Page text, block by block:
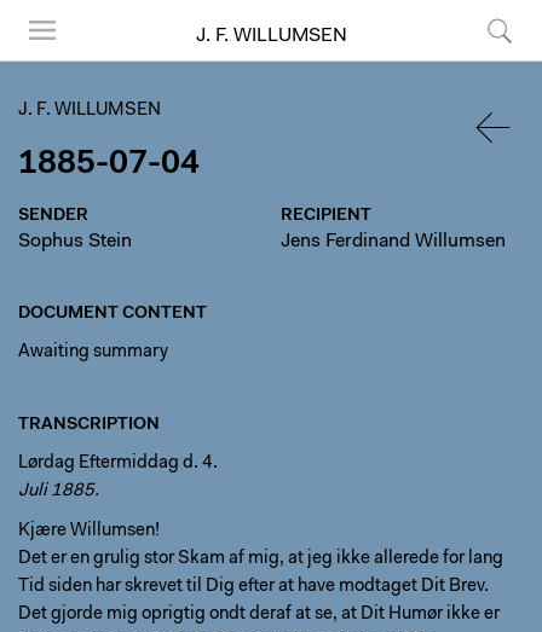
J. F. WILLUMSEN
J. F. WILLUMSEN
1885-07-04
SENDER
Sophus Stein
RECIPIENT
Jens Ferdinand Willumsen
DOCUMENT CONTENT
Awaiting summary
TRANSCRIPTION
Lørdag Eftermiddag d. 4.
Juli 1885.
Kjære Willumsen!
Det er en grulig stor Skam af mig, at jeg ikke allerede for lang
Tid siden har skrevet til Dig efter at have modtaget Dit Brev.
Det gjorde mig oprigtig ondt deraf at se, at Dit Humør ikke er